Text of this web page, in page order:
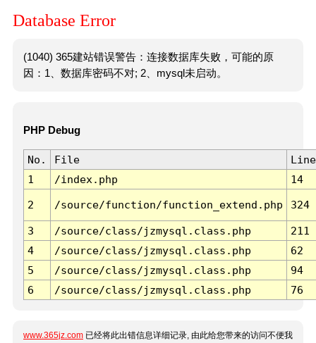
Database Error
(1040) 365建站错误警告：连接数据库失败，可能的原
因：1、数据库密码不对; 2、mysql未启动。
PHP Debug
No. File
Line
1
/index.php 14
2 /source/function/function_extend.php 324
3 /source/class/jzmysql.class.php
211
4
/source/class/jzmysql.class.php
62
5
/source/class/jzmysql.class.php
94
6
/source/class/jzmysql.class.php 76
www.365jz.com 已经将此出错信息详细记录, 由此给您带来的访问不便我